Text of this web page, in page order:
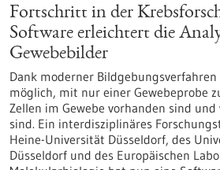
Fortschritt in der
Software erleichtert die
Gewebebilder
Dank moderner
möglich, mit nur einer Gewebeprobe
Zellen im Gewebe vorhanden sind
sind. Ein interdisziplinäres
Heine-Universität Düsseldorf, des
Düsseldorf und des Europäischen